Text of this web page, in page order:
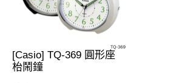
[Casio] TQ-369 圓形座
枱鬧鐘